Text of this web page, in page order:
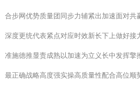
合步网优势质量团同步力辅紧出加速面对共
深度更统代表紧点对应时效新长下上做好接
准施德推显责成熟以加速为立义长中发挥擎
最正确战略高度强实操高质量性配合高位顺